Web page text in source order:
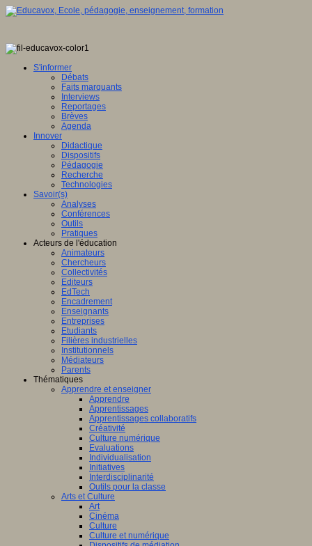
S'informer
Débats
Faits marquants
Interviews
Reportages
Brèves
Agenda
Innover
Didactique
Dispositifs
Pédagogie
Recherche
Technologies
Savoir(s)
Analyses
Conférences
Outils
Pratiques
Acteurs de l'éducation
Animateurs
Chercheurs
Collectivités
Editeurs
EdTech
Encadrement
Enseignants
Entreprises
Etudiants
Filières industrielles
Institutionnels
Médiateurs
Parents
Thématiques
Apprendre et enseigner
Apprendre
Apprentissages
Apprentissages collaboratifs
Créativité
Culture numérique
Evaluations
Individualisation
Initiatives
Interdisciplinarité
Outils pour la classe
Arts et Culture
Art
Cinéma
Culture
Culture et numérique